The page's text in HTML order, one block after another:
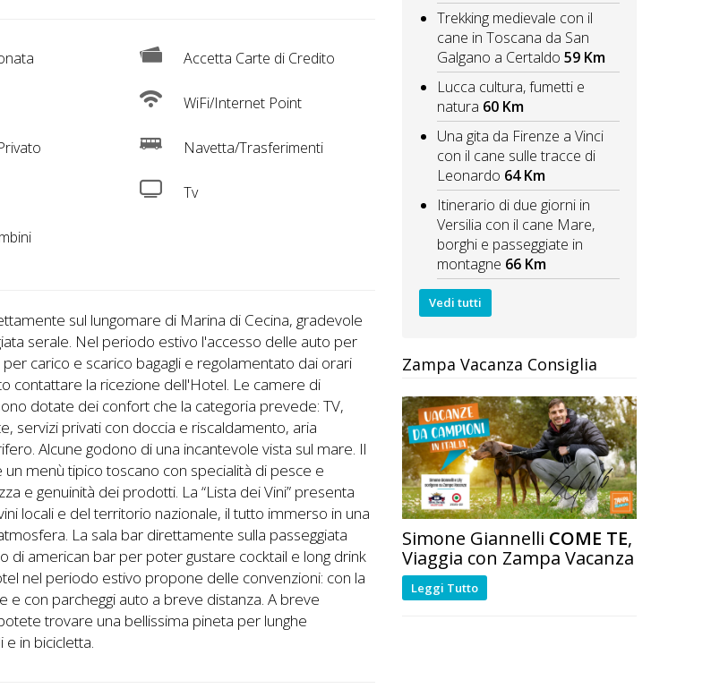
Accetta Carte di Credito
WiFi/Internet Point
Navetta/Trasferimenti
Tv
sul lungomare di Marina di Cecina, gradevole
serale. Nel periodo estivo l'accesso delle auto per
carico e scarico bagagli e regolamentato dai orari
contattare la ricezione dell'Hotel. Le camere di
dotate dei confort che la categoria prevede: TV,
servizi privati con doccia e riscaldamento, aria
Alcune godono di una incantevole vista sul mare. Il
menù tipico toscano con specialità di pesce e
e genuinità dei prodotti. La “Lista dei Vini” presenta
locali e del territorio nazionale, il tutto immerso in una
La sala bar direttamente sulla passeggiata
di american bar per poter gustare cocktail e long drink
nel periodo estivo propone delle convenzioni: con la
e con parcheggi auto a breve distanza. A breve
trovare una bellissima pineta per lunghe
e in bicicletta.
Trekking medievale con il
cane in Toscana da San
Galgano a Certaldo 59 Km
Lucca cultura, fumetti e
natura 60 Km
Una gita da Firenze a Vinci
con il cane sulle tracce di
Leonardo 64 Km
Itinerario di due giorni in
Versilia con il cane Mare,
borghi e passeggiate in
montagne 66 Km
Vedi tutti
Zampa Vacanza Consiglia
Simone Giannelli COME TE,
Viaggia con Zampa Vacanza
Leggi Tutto